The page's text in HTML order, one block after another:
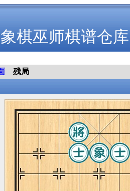
象棋巫师棋谱仓库
残局